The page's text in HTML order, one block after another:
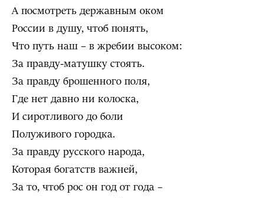
А посмотреть державным оком
России в душу, чтоб понять,
Что путь наш – в жребии высоком:
За правду-матушку стоять.
За правду брошенного поля,
Где нет давно ни колоска,
И сиротливого до боли
Полуживого городка.
За правду русского народа,
Которая богатств важней,
За то, чтоб рос он год от года –